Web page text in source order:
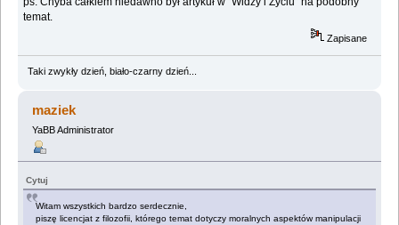
temat.
Zapisane
Taki zwykły dzień, biało-czarny dzień...
maziek
YaBB Administrator
Cytuj
Witam wszystkich bardzo serdecznie,
piszę licencjat z filozofii, którego temat dotyczy moralnych aspektów manipulacji